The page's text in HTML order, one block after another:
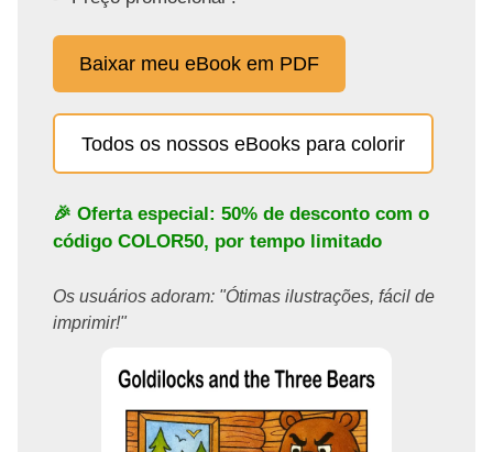
Baixar meu eBook em PDF
Todos os nossos eBooks para colorir
🎉 Oferta especial: 50% de desconto com o
código COLOR50, por tempo limitado
Os usuários adoram: "Ótimas ilustrações, fácil de
imprimir!"